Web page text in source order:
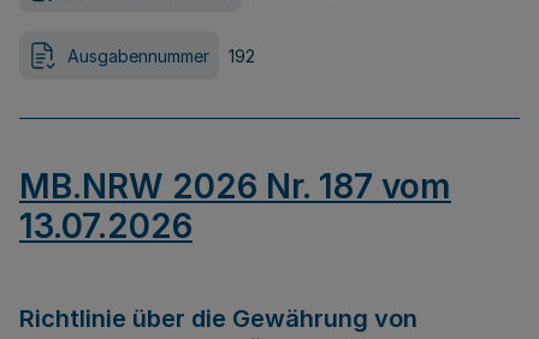
Ausgabennummer 192
MB.NRW 2026 Nr. 187 vom
13.07.2026
Richtlinie über die Gewährung von